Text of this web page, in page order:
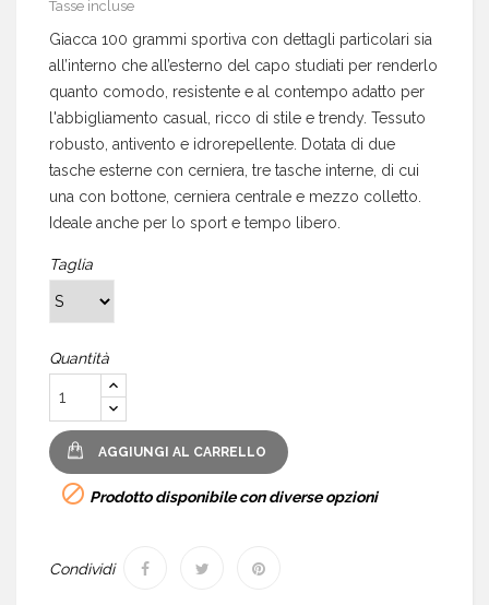
Tasse incluse
Giacca 100 grammi sportiva con dettagli particolari sia
all’interno che all’esterno del capo studiati per renderlo
quanto comodo, resistente e al contempo adatto per
l'abbigliamento casual, ricco di stile e trendy. Tessuto
robusto, antivento e idrorepellente. Dotata di due
tasche esterne con cerniera, tre tasche interne, di cui
una con bottone, cerniera centrale e mezzo colletto.
Ideale anche per lo sport e tempo libero.
Taglia
Quantità
AGGIUNGI AL CARRELLO
 Prodotto disponibile con diverse opzioni
Condividi